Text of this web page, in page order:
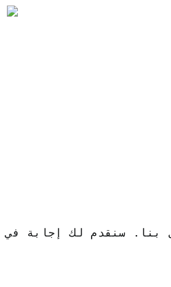
Skip
بنا. سنقدم لك إجابة